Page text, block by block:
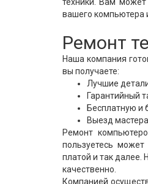
вашего компьютера
Ремонт
Наша компания
вы получаете:
Лучшие
Гарантийный
Бесплатную и
Выезд
Ремонт
пользуетесь
платой и так далее.
качественно.
Компанией